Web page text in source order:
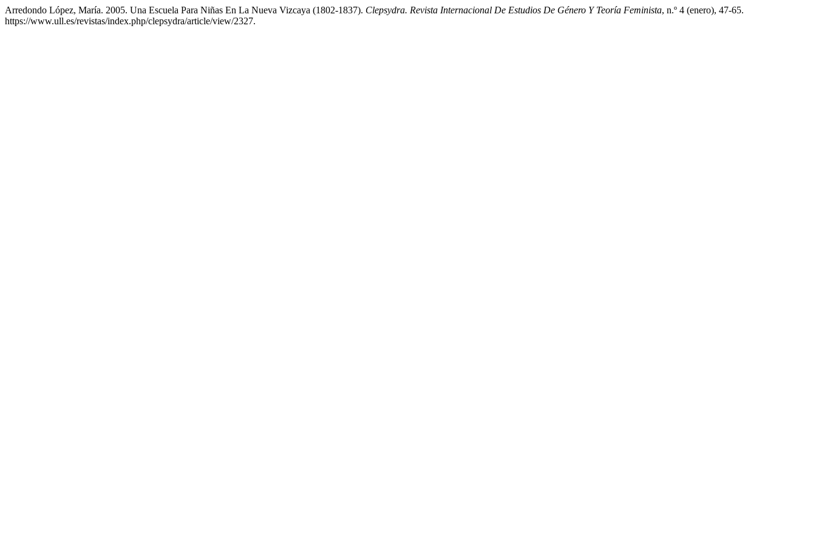
Arredondo López, María. 2005. Una Escuela Para Niñas En La Nueva Vizcaya (1802-1837). Clepsydra. Revista Internacional De Estudios De Género Y Teoría Feminista, n.º 4 (enero), 47-65.
https://www.ull.es/revistas/index.php/clepsydra/article/view/2327.